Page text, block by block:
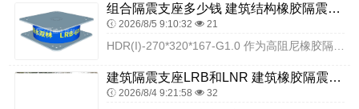
组合隔震支座多少钱 建筑结构橡胶隔震支座源头工厂 LNR系列隔震支座厂家
2026/8/5 9:10:32 21
建筑隔震支座LRB和LNR 建筑橡胶隔震支座定做厂家 LNR1200橡胶隔震支座什么价格
2026/8/4 9:21:58 32